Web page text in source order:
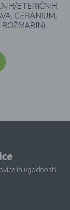
ETERIČNIH
GERANIUM,
in ugodnosti